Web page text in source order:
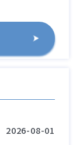
2026-08-01